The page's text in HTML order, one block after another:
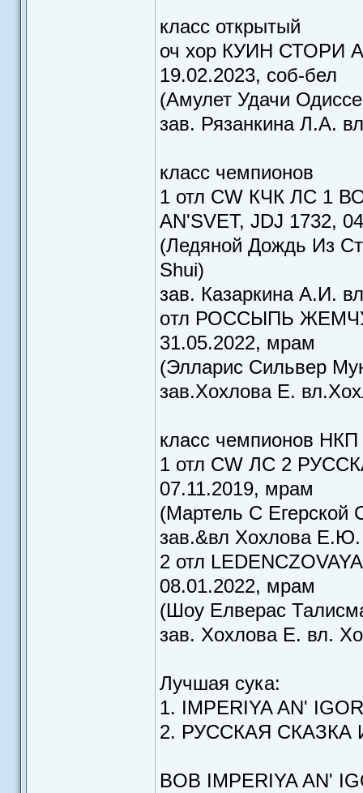
класс открытый
оч хор КУИН СТОРИ
19.02.2023, соб-бел
(Амулет Удачи
зав. Рязанкина Л.А.
класс чемпионов
1 отл CW КЧК ЛС 1
AN'SVET, JDJ 1732,
(Ледяной Дождь Из
Shui)
зав. Казаркина А.И.
oтл РОССЫПЬ
31.05.2022, мрам
(Элларис Сильвер
зав.Хохлова Е.
класс чемпионов НКП
1 отл CW ЛС 2
07.11.2019, мрам
(Мартель С
зав.&вл Хохлова
2 отл
08.01.2022, мрам
(Шоу Елверас
зав. Хохлова Е. вл.
Лучшая сука:
1. IMPERIYA AN'
2. РУССКАЯ
BOB IMPERIYA AN'